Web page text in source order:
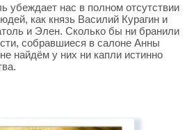
убеждает нас в полном отсутствии
как князь Василий Курагин и
и Элен. Сколько бы ни бранили
собравшиеся в салоне Анны
найдём у них ни капли истинно